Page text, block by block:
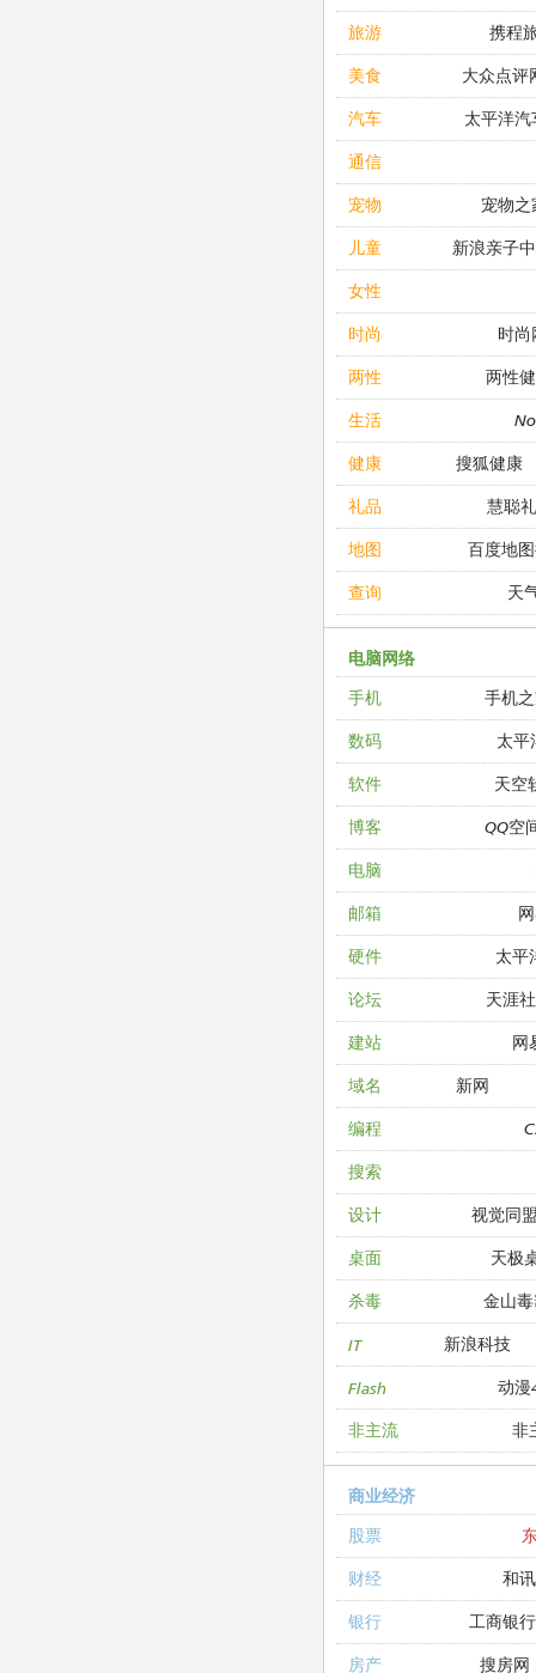
旅游 携程
美食 大众点评
汽车 太平洋汽
通信
宠物 宠物之
儿童 新浪亲子
女性
时尚 时尚
两性 两性
生活
健康 搜狐健康
礼品 慧聪
地图 百度地
查询 天
电脑网络
手机
手机
数码 太平
软件 天空
博客 QQ空
电脑
邮箱
硬件 太平
论坛 天涯
建站 网
域名 新网
编程
搜索
设计 视觉同
桌面 天极
杀毒 金山
IT 新浪科技
Flash 动漫
非主流 非
商业经济
股票
财经 和
银行 工商银行
房产 搜房网